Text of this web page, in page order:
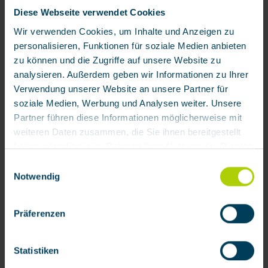
Diese Webseite verwendet Cookies
Wir verwenden Cookies, um Inhalte und Anzeigen zu
personalisieren, Funktionen für soziale Medien anbieten
zu können und die Zugriffe auf unsere Website zu
analysieren. Außerdem geben wir Informationen zu Ihrer
Verwendung unserer Website an unsere Partner für
soziale Medien, Werbung und Analysen weiter. Unsere
Partner führen diese Informationen möglicherweise mit
weiteren Daten zusammen, die Sie ihnen bereitgestellt
haben oder die sie im Rahmen Ihrer Nutzung der Dienste
Mit Klick auf „[Zustimmen / Alles akzeptieren / etc.]“
erteilen Sie Ihre Einwilligung auch in die Weitergabe über
Ihr Verhalten in unserem Shop an unseren Partner, die
Deutschland), die diese Daten Ihnen nicht persönlich
zuordnen kann, sie aber zu eigenen Zwecken (z.B.
Notwendig
Präferenzen
Statistiken
Vollmaske BRK 820 V von BartelsRieger
Produktnummer:111201
217,48 € / Stück
Zubehör